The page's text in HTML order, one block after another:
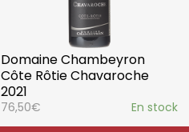
Domaine Chambeyron
Côte Rôtie Chavaroche
2021
76,50€ En stock